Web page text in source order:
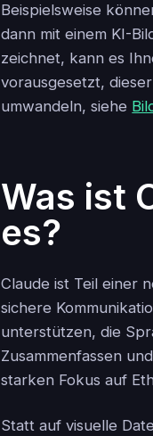
Beispielsweise
dann mit einem KI-
zeichnet, kann es
vorausgesetzt,
umwandeln, siehe
Was ist
es?
Claude ist Teil einer
sichere
unterstützen, die
Zusammenfassen
starken Fokus auf
Statt auf visuelle